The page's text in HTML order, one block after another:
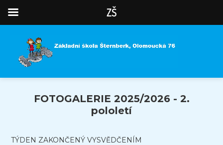
FOTOGALERIE 2025/2026 - 2.
pololetí
TÝDEN ZAKONČENÝ VYSVĚDČENÍM
ZŠ